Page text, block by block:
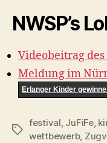
NWSP’s
Videobeitrag
Meldung im
Erlanger Kinder
Schlagwörter
festival JuFiFe,
wettbewerb,